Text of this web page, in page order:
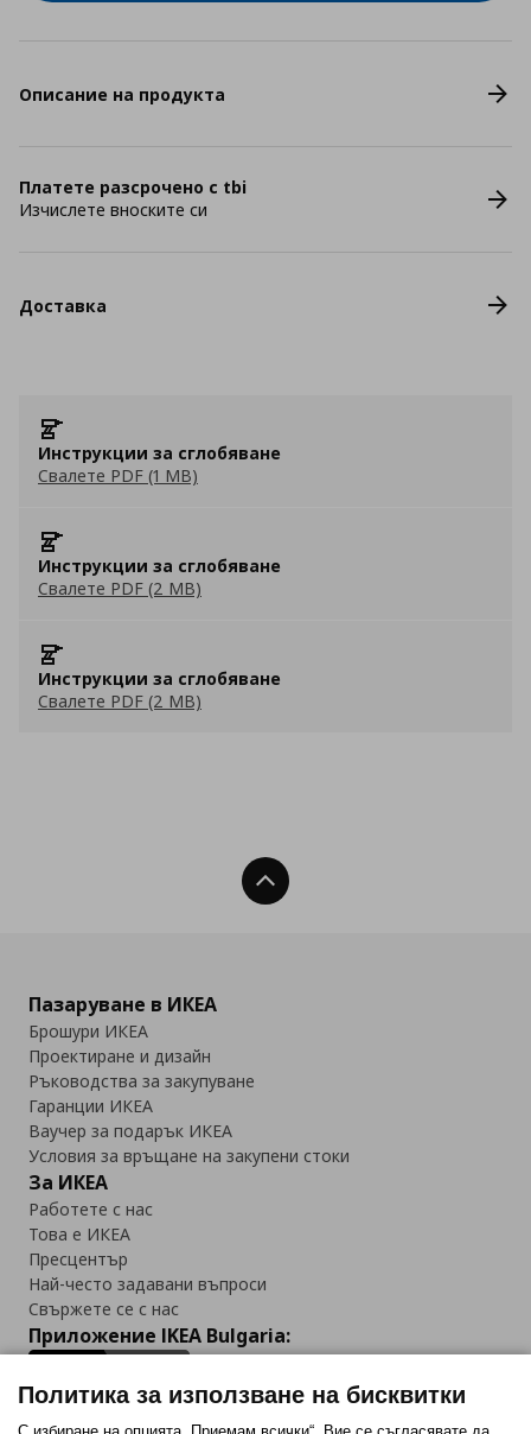
Описание на продукта
Платете разсрочено с tbi
Изчислете вноските си
Доставка
Инструкции за сглобяване
Свалете PDF (1 MB)
Инструкции за сглобяване
Свалете PDF (2 MB)
Инструкции за сглобяване
Свалете PDF (2 MB)
Нагоре
Пазаруване в ИКЕА
Брошури ИКЕА
Проектиране и дизайн
Ръководства за закупуване
Гаранции ИКЕА
Ваучер за подарък ИКЕА
Условия за връщане на закупени стоки
За ИКЕА
Работете с нас
Това е ИКЕА
Пресцентър
Най-често задавани въпроси
Свържете се с нас
Приложение IKEA Bulgaria:
Политика за използване на бисквитки